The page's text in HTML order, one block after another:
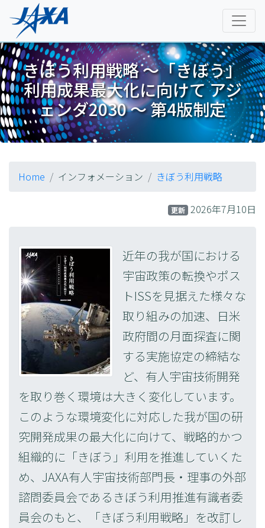
きぼう利用戦略 ～「きぼう」
利用成果最大化に向けて アジ
ェンダ2030 ～ 第4版制定
Home インフォメーション きぼう利用戦略
更新 2026年7月10日
近年の我が国における
宇宙政策の転換やポス
トISSを見据えた様々な
取り組みの加速、日米
政府間の月面探査に関
する実施協定の締結な
ど、有人宇宙技術開発
を取り巻く環境は大きく変化しています。
このような環境変化に対応した我が国の研
究開発成果の最大化に向けて、戦略的かつ
組織的に「きぼう」利用を推進していくた
め、JAXA有人宇宙技術部門長・理事の外部
諮問委員会であるきぼう利用推進有識者委
員会のもと、「きぼう利用戦略」を改訂し